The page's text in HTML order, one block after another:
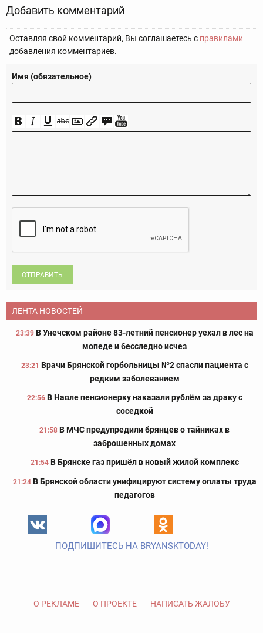
Добавить комментарий
Оставляя свой комментарий, Вы соглашаетесь с правилами
добавления комментариев.
Имя (обязательное)
ОТПРАВИТЬ
ЛЕНТА НОВОСТЕЙ
23:39 В Унечском районе 83-летний пенсионер уехал в лес на
мопеде и бесследно исчез
23:21 Врачи Брянской горбольницы №2 спасли пациента с
редким заболеванием
22:56 В Навле пенсионерку наказали рублём за драку с
соседкой
21:58 В МЧС предупредили брянцев о тайниках в
заброшенных домах
21:54 В Брянске газ пришёл в новый жилой комплекс
21:24 В Брянской области унифицируют систему оплаты труда
педагогов
ПОДПИШИТЕСЬ НА BRYANSKTODAY!
О РЕКЛАМЕ О ПРОЕКТЕ НАПИСАТЬ ЖАЛОБУ